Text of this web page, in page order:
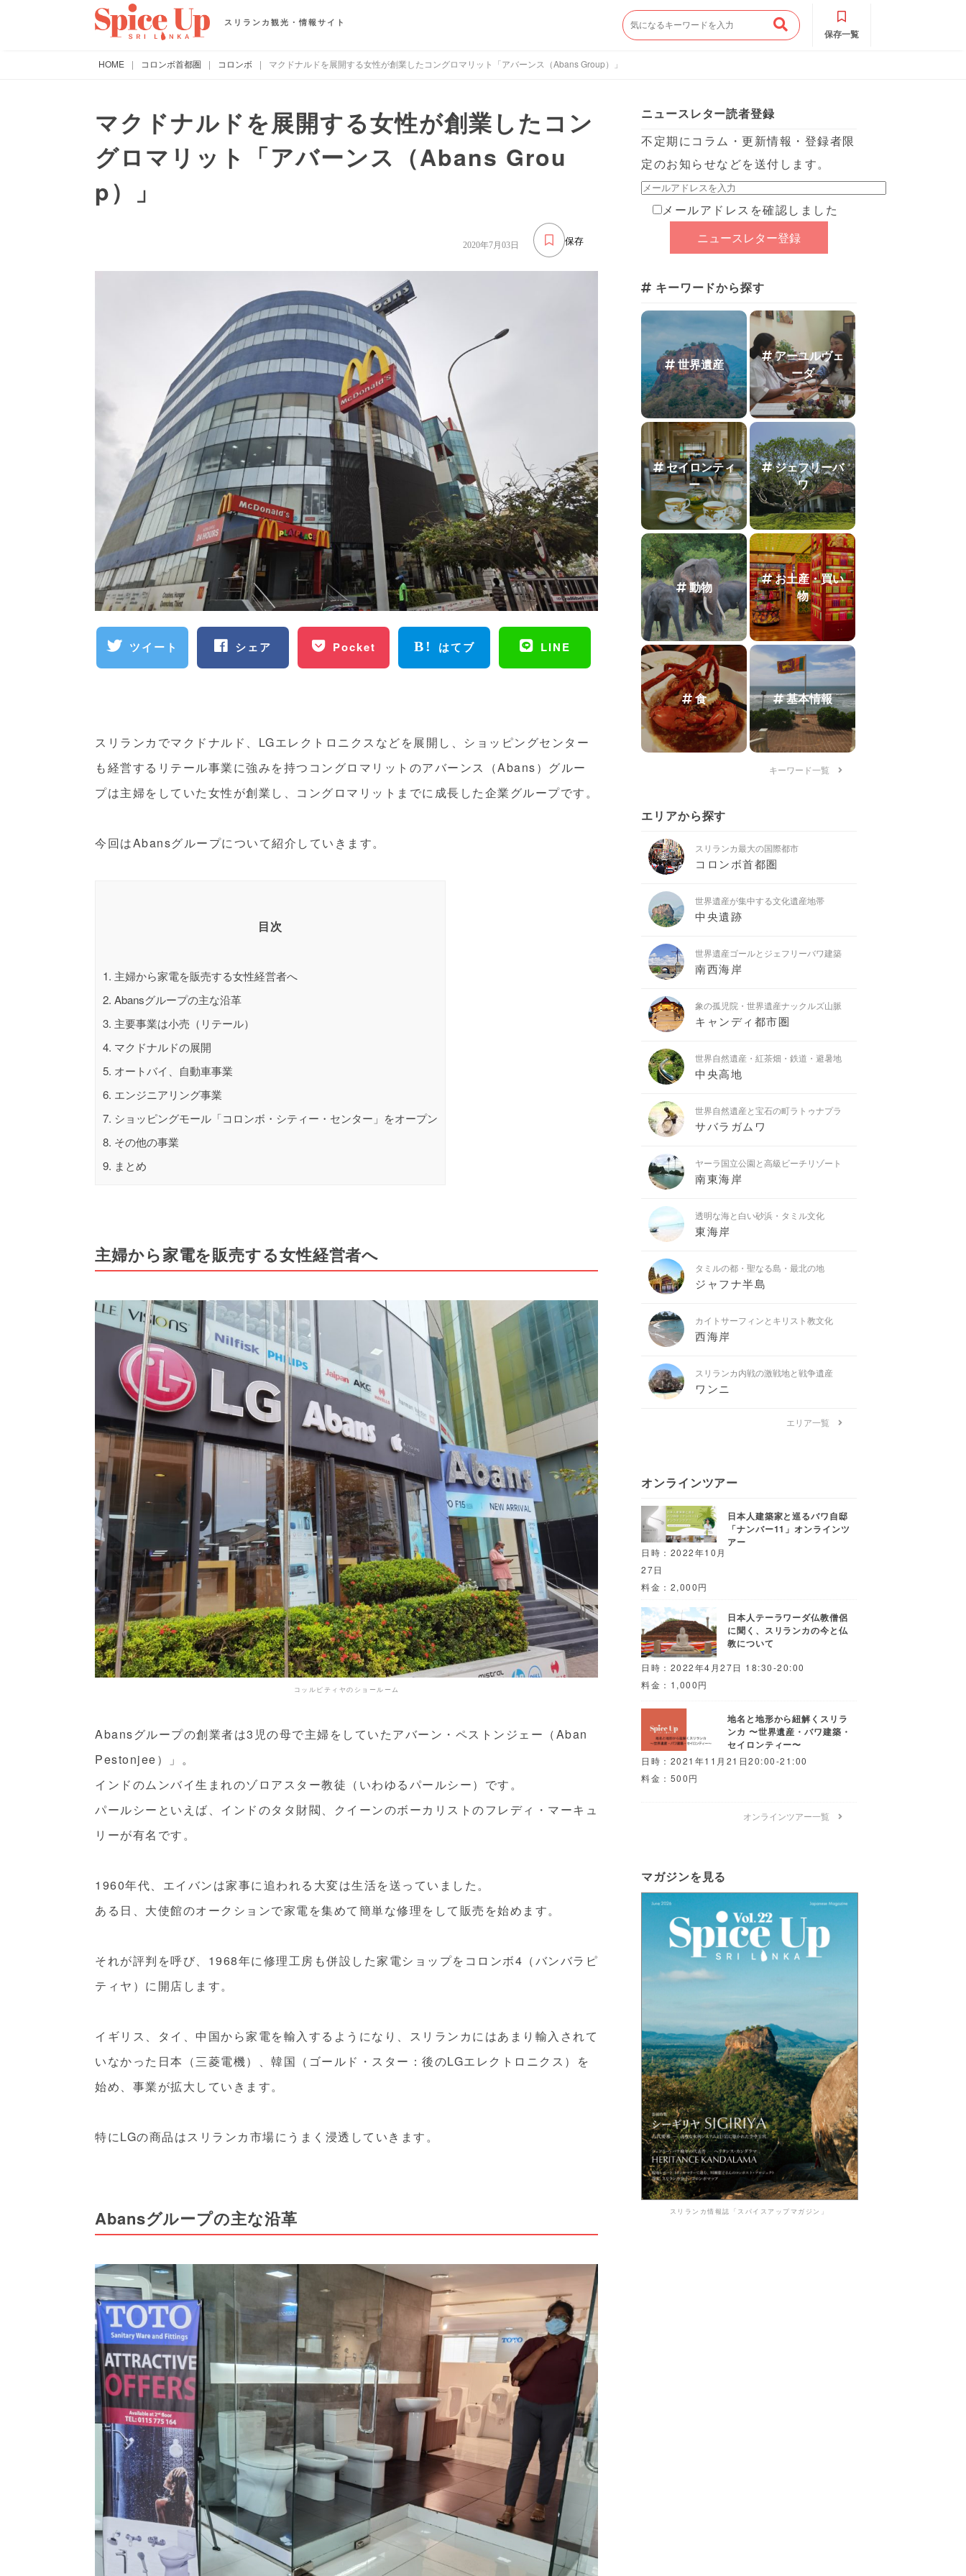
スリランカ観光・情報サイト
保存一覧
HOME | コロンボ首都圏 | コロンボ | マクドナルドを展開する女性が創業したコングロマリット「アバーンス（Abans Group）」
マクドナルドを展開する女性が創業したコン
グロマリット「アバーンス（Abans Grou
p）」
保存
2020年7月03日
ツイート シェア Pocket はてブ LINE
スリランカでマクドナルド、LGエレクトロニクスなどを展開し、ショッピングセンター
も経営するリテール事業に強みを持つコングロマリットのアバーンス（Abans）グルー
プは主婦をしていた女性が創業し、コングロマリットまでに成長した企業グループです。
今回はAbansグループについて紹介していきます。
目次
1. 主婦から家電を販売する女性経営者へ
2. Abansグループの主な沿革
3. 主要事業は小売（リテール）
4. マクドナルドの展開
5. オートバイ、自動車事業
6. エンジニアリング事業
7. ショッピングモール「コロンボ・シティー・センター」をオープン
8. その他の事業
9. まとめ
主婦から家電を販売する女性経営者へ
コッルピティヤのショールーム
Abansグループの創業者は3児の母で主婦をしていたアバーン・ペストンジェー（Aban
Pestonjee）」。
インドのムンバイ生まれのゾロアスター教徒（いわゆるパールシー）です。
パールシーといえば、インドのタタ財閥、クイーンのボーカリストのフレディ・マーキュ
リーが有名です。
1960年代、エイバンは家事に追われる大変は生活を送っていました。
ある日、大使館のオークションで家電を集めて簡単な修理をして販売を始めます。
それが評判を呼び、1968年に修理工房も併設した家電ショップをコロンボ4（バンバラピ
ティヤ）に開店します。
イギリス、タイ、中国から家電を輸入するようになり、スリランカにはあまり輸入されて
いなかった日本（三菱電機）、韓国（ゴールド・スター：後のLGエレクトロニクス）を
始め、事業が拡大していきます。
特にLGの商品はスリランカ市場にうまく浸透していきます。
Abansグループの主な沿革
ニュースレター読者登録
不定期にコラム・更新情報・登録者限
定のお知らせなどを送付します。
メールアドレスを確認しました
キーワードから探す
世界遺産
アーユルヴェ
ーダ
セイロンティ
ー
ジェフリーバ
ワ
動物
お土産・買い
物
食 基本情報
キーワード一覧
エリアから探す
スリランカ最大の国際都市
コロンボ首都圏
世界遺産が集中する文化遺産地帯
中央遺跡
世界遺産ゴールとジェフリーバワ建築
南西海岸
象の孤児院・世界遺産ナックルズ山脈
キャンディ都市圏
世界自然遺産・紅茶畑・鉄道・避暑地
中央高地
世界自然遺産と宝石の町ラトゥナプラ
サバラガムワ
ヤーラ国立公園と高級ビーチリゾート
南東海岸
透明な海と白い砂浜・タミル文化
東海岸
タミルの都・聖なる島・最北の地
ジャフナ半島
カイトサーフィンとキリスト教文化
西海岸
スリランカ内戦の激戦地と戦争遺産
ワンニ
エリア一覧
オンラインツアー
日本人建築家と巡るバワ自邸
「ナンバー11」オンラインツ
アー
日時：2022年10月
27日
料金：2,000円
日本人テーラワーダ仏教僧侶
に聞く、スリランカの今と仏
教について
日時：2022年4月27日 18:30-20:00
料金：1,000円
地名と地形から紐解くスリラ
ンカ 〜世界遺産・バワ建築・
セイロンティー〜
日時：2021年11月21日20:00-21:00
料金：500円
オンラインツアー一覧
マガジンを見る
スリランカ情報誌「スパイスアップマガジン」